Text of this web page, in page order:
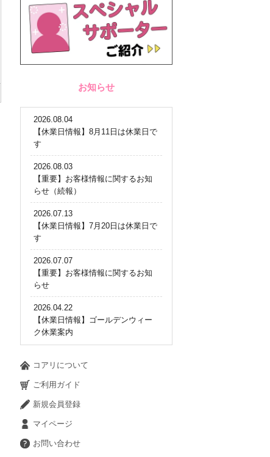
お知らせ
2026.08.04
【休業日情報】8月11日は休業日で
す
2026.08.03
【重要】お客様情報に関するお知
らせ（続報）
2026.07.13
【休業日情報】7月20日は休業日で
す
2026.07.07
【重要】お客様情報に関するお知
らせ
2026.04.22
【休業日情報】ゴールデンウィー
ク休業案内
コアリについて
ご利用ガイド
新規会員登録
マイページ
お問い合わせ